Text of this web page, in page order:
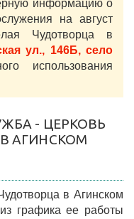
информацию о
на август
Чудотворца в
ул., 146Б, село
использования
- ЦЕРКОВЬ
АГИНСКОМ
в Агинском
графика ее работы